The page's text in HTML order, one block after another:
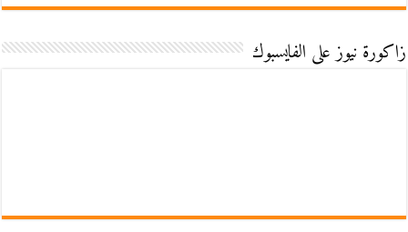
زاكورة نيوز على الفايسبوك